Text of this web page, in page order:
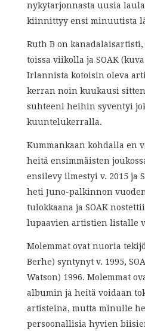
nykytarjonnasta uusia
kiinnittyy ensi minuutista
Ruth B on
toissa viikolla ja SOAK
Irlannista kotoisin oleva
kerran noin kuukausi
suhteeni heihin syventyi
kuuntelukerralla.
Kummankaan kohdalla en
heitä ensimmäisten
ensilevy ilmestyi v. 2015 ja
heti Juno-palkinnon
tulokkaana ja SOAK
lupaavien artistien listalle
Molemmat ovat nuoria
Berhe) syntynyt v. 1995,
Watson) 1996. Molemmat
albumin ja heitä voidaan
artisteina, mutta minulle
persoonallisia hyvien